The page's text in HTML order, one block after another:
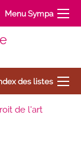
Menu Sympa
des listes
de l'art